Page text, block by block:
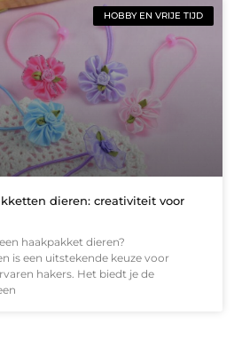
HOBBY EN VRIJE TIJD
dieren: creativiteit voor
haakpakket dieren?
is een uitstekende keuze voor
hakers. Het biedt je de